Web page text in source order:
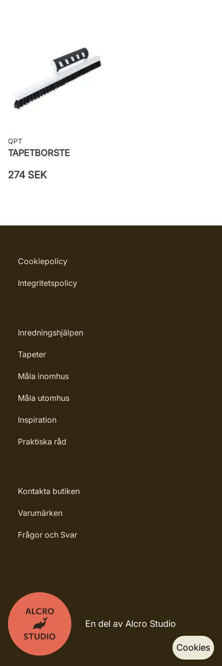
Applicering av lim: Lim strykes på
väggen
Leverantörens artikelnummer:
82022
QPT
TAPETBORSTE
274 SEK
Cookiepolicy
Integritetspolicy
Inredningshjälpen
Tapeter
Måla inomhus
Måla utomhus
Inspiration
Praktiska råd
Kontakta butiken
Varumärken
Frågor och Svar
En del av Alcro Studio
Cookies